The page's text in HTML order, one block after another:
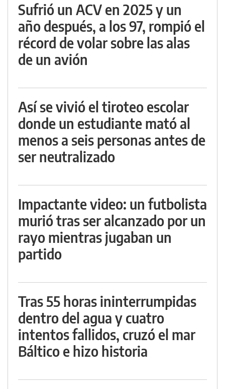
Sufrió un ACV en 2025 y un
año después, a los 97, rompió el
récord de volar sobre las alas
de un avión
Así se vivió el tiroteo escolar
donde un estudiante mató al
menos a seis personas antes de
ser neutralizado
Impactante video: un futbolista
murió tras ser alcanzado por un
rayo mientras jugaban un
partido
Tras 55 horas ininterrumpidas
dentro del agua y cuatro
intentos fallidos, cruzó el mar
Báltico e hizo historia